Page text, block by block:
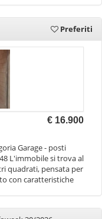
Preferiti
€ 16.900
Garage - posti
L'immobile si trova al
quadrati, pensata per
con caratteristiche